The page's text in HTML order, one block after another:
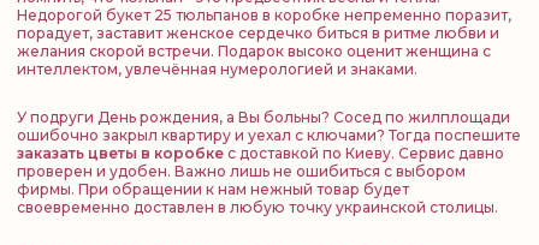
Недорогой букет 25 тюльпанов в коробке непременно поразит,
порадует, заставит женское сердечко биться в ритме любви и
желания скорой встречи. Подарок высоко оценит женщина с
интеллектом, увлечённая нумерологией и знаками.
У подруги День рождения, а Вы больны? Сосед по жилплощади
ошибочно закрыл квартиру и уехал с ключами? Тогда поспешите
заказать цветы в коробке с доставкой по Киеву. Сервис давно
проверен и удобен. Важно лишь не ошибиться с выбором
фирмы. При обращении к нам нежный товар будет
своевременно доставлен в любую точку украинской столицы.